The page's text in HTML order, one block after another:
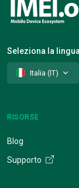
Seleziona la lingua
Italia (IT)
RISORSE
Blog
Supporto